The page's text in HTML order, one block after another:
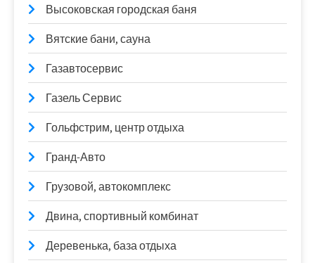
Высоковская городская баня
Вятские бани, сауна
Газавтосервис
Газель Сервис
Гольфстрим, центр отдыха
Гранд-Авто
Грузовой, автокомплекс
Двина, спортивный комбинат
Деревенька, база отдыха